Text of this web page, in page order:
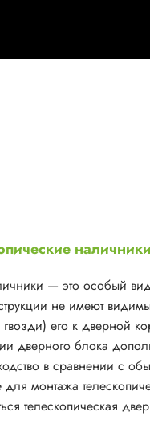
— это особый
не имеют
его к дверной
дверного блока
в сравнении с
монтажа
телескопическая